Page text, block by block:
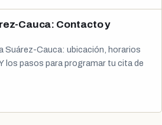
Cauca: Contacto y
Suárez-Cauca: ubicación, horarios
los pasos para programar tu cita de